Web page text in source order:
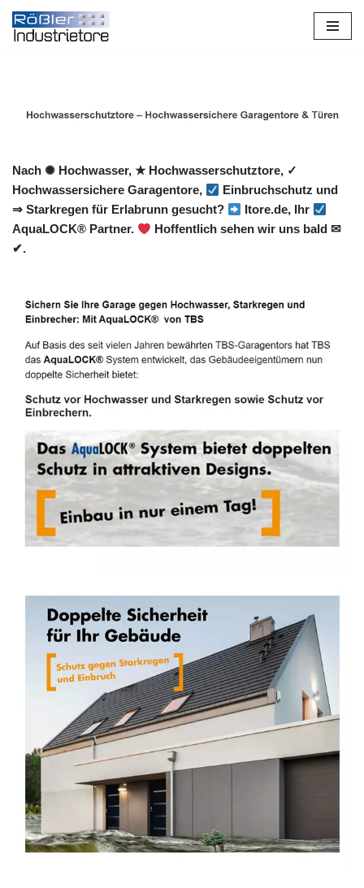
Zum
Nach ✺ Hochwasser, ★ Hochwasserschutztore, ✓
Hochwassersichere Garagentore,
Einbruchschutz und
⇒ Starkregen für Erlabrunn gesucht?
Itore.de, Ihr
AquaLOCK® Partner.
Hoffentlich sehen wir uns bald ✉
✔.